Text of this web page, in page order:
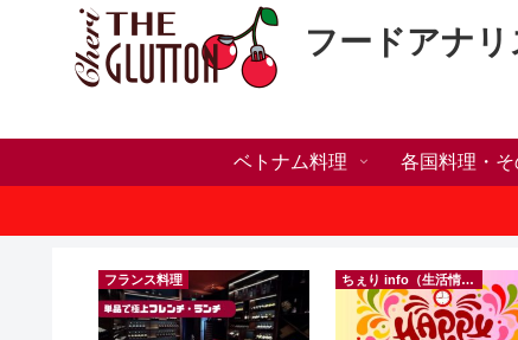
フードアナ
ベトナム料理 各国料理・
フランス料理 ちぇり info（生活情報）